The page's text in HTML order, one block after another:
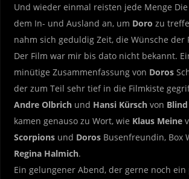
Und wieder einmal reisten jede Menge Die
dem In- und Ausland an, um Doro zu
nahm sich geduldig Zeit, die Wünsche der
Der Film war mir bis dato nicht bekannt.
minütige Zusammenfassung von Doros
der zum Teil sehr tief in die Filmkiste
Andre Olbrichund Hansi Kürschvon
kamen genauso zu Wort, wie Klaus Meine
Scorpionsund DorosBusenfreundin, Box
Regina Halmich.
Ein gelungener Abend, der gerne noch